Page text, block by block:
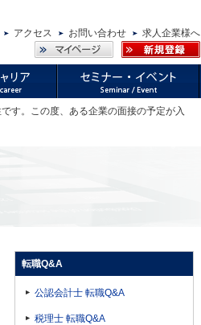
求人企業様へ
お問い合わせ
アクセス
す。この度、ある企業の面接の予定が入
転職Q&A
公認会計士 転職Q&A
税理士 転職Q&A